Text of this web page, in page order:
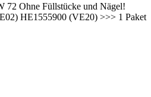
72 Ohne Füllstücke und Nägel!
HE1555900 (VE20) >>> 1 Paket